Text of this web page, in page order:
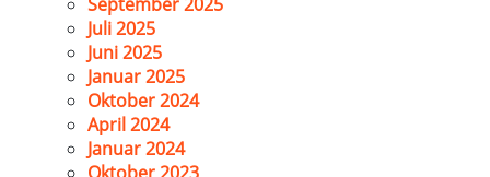
Juli 2025
Juni 2025
Januar 2025
Oktober 2024
April 2024
Januar 2024